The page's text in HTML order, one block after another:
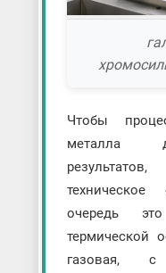
Чтобы
металла
очередь
термической
газовая,